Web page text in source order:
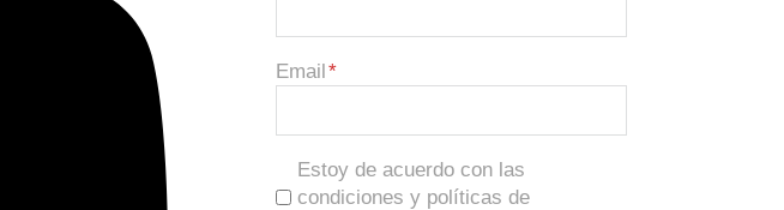
Email
Estoy de acuerdo con las
condiciones y políticas de